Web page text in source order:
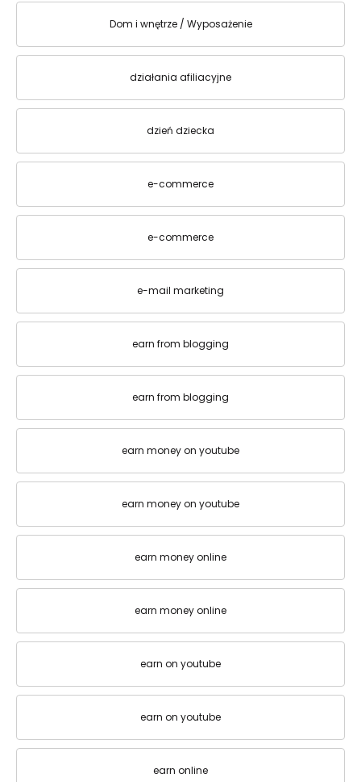
Dom i wnętrze / Wyposażenie
działania afiliacyjne
dzień dziecka
e-commerce
e-commerce
e-mail marketing
earn from blogging
earn from blogging
earn money on youtube
earn money on youtube
earn money online
earn money online
earn on youtube
earn on youtube
earn online